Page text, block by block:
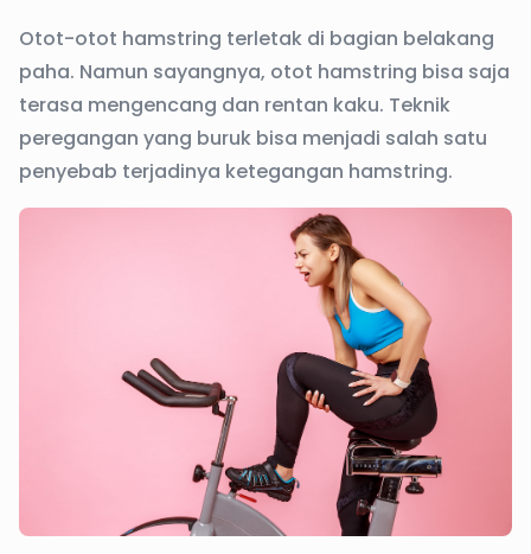
Otot-otot hamstring terletak di bagian belakang
paha. Namun sayangnya, otot hamstring bisa saja
terasa mengencang dan rentan kaku. Teknik
peregangan yang buruk bisa menjadi salah satu
penyebab terjadinya ketegangan hamstring.